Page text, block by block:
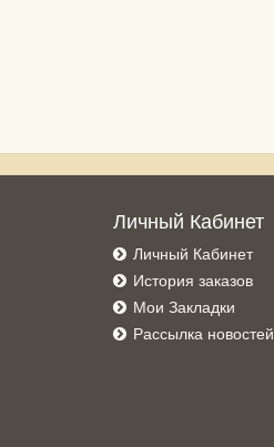
Личный Кабинет
Личный Кабинет
История заказов
Мои Закладки
Рассылка новостей